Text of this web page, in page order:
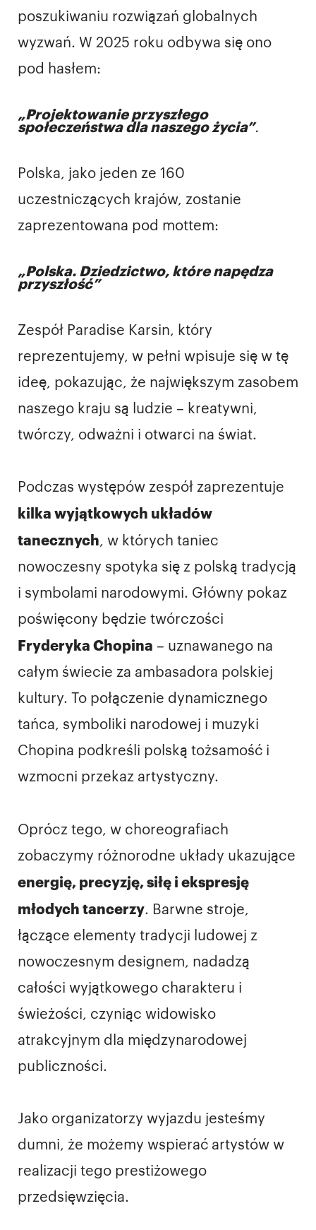
poszukiwaniu rozwiązań globalnych
wyzwań. W 2025 roku odbywa się ono
pod hasłem:
„Projektowanie przyszłego
społeczeństwa dla naszego życia”.
Polska, jako jeden ze 160
uczestniczących krajów, zostanie
zaprezentowana pod mottem:
„Polska. Dziedzictwo, które napędza
przyszłość”
Zespół Paradise Karsin, który
reprezentujemy, w pełni wpisuje się w tę
ideę, pokazując, że największym zasobem
naszego kraju są ludzie – kreatywni,
twórczy, odważni i otwarci na świat.
Podczas występów zespół zaprezentuje
kilka wyjątkowych układów
tanecznych, w których taniec
nowoczesny spotyka się z polską tradycją
i symbolami narodowymi. Główny pokaz
poświęcony będzie twórczości
Fryderyka Chopina – uznawanego na
całym świecie za ambasadora polskiej
kultury. To połączenie dynamicznego
tańca, symboliki narodowej i muzyki
Chopina podkreśli polską tożsamość i
wzmocni przekaz artystyczny.
Oprócz tego, w choreografiach
zobaczymy różnorodne układy ukazujące
energię, precyzję, siłę i ekspresję
młodych tancerzy. Barwne stroje,
łączące elementy tradycji ludowej z
nowoczesnym designem, nadadzą
całości wyjątkowego charakteru i
świeżości, czyniąc widowisko
atrakcyjnym dla międzynarodowej
publiczności.
Jako organizatorzy wyjazdu jesteśmy
dumni, że możemy wspierać artystów w
realizacji tego prestiżowego
przedsięwzięcia.